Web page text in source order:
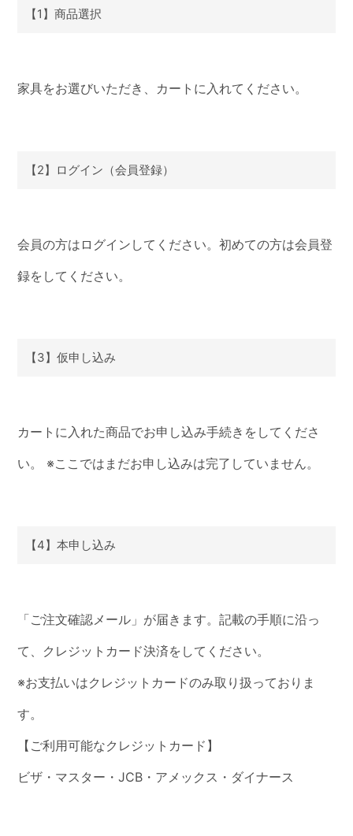
【1】商品選択
家具をお選びいただき、カートに入れてください。
【2】ログイン（会員登録）
会員の方はログインしてください。初めての方は会員登
録をしてください。
【3】仮申し込み
カートに入れた商品でお申し込み手続きをしてくださ
い。 ※ここではまだお申し込みは完了していません。
【4】本申し込み
「ご注文確認メール」が届きます。記載の手順に沿っ
て、クレジットカード決済をしてください。
※お支払いはクレジットカードのみ取り扱っておりま
す。
【ご利用可能なクレジットカード】
ビザ・マスター・JCB・アメックス・ダイナース